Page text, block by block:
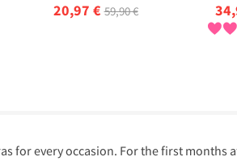
20,97 € 59,90 €
for every occasion. For the first